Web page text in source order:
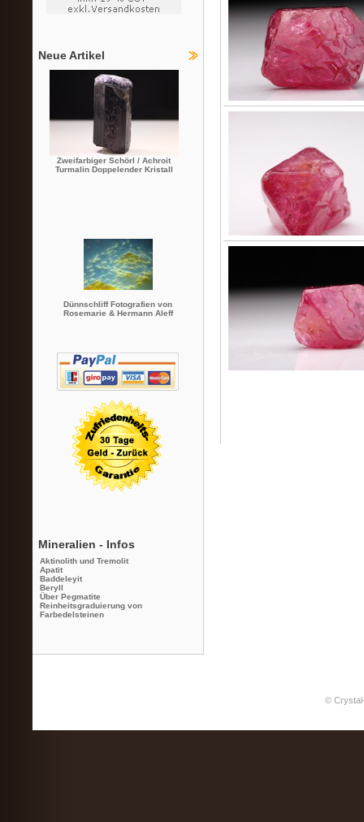
Neue Artikel
Zweifarbiger Schörl / Achroit
Turmalin Doppelender Kristall
Dünnschliff Fotografien von
Rosemarie & Hermann Aleff
Mineralien - Infos
Aktinolith und Tremolit
Apatit
Baddeleyit
Beryll
Über Pegmatite
Reinheitsgraduierung von
Farbedelsteinen
©